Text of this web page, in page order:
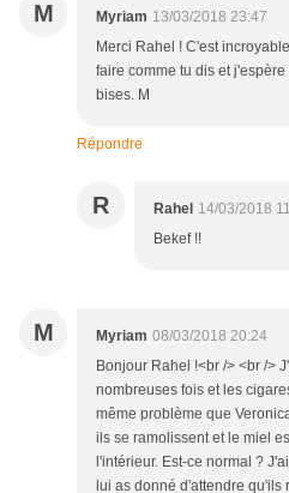
M Myriam 13/03/2018 23:47
Merci Rahel ! C'est
faire comme tu dis et
bises. M
Répondre
R Rahel 14/03/2018
Bekef !!
M Myriam 08/03/2018 20:24
Bonjour Rahel !<br /> <br />
nombreuses fois et les
même problème que
ils se ramolissent et le miel
l'intérieur. Est-ce normal ?
lui as donné d'attendre